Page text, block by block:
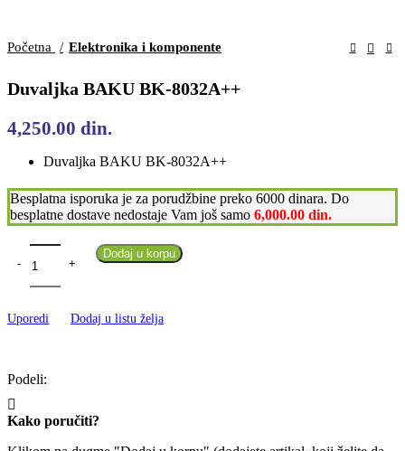
Početna Elektronika i komponente
Duvaljka BAKU BK-8032A++
4,250.00 din.
Duvaljka BAKU BK-8032A++
Besplatna isporuka je za porudžbine preko 6000 dinara. Do
besplatne dostave nedostaje Vam još samo 6,000.00 din.
Dodaj u korpu
Uporedi Dodaj u listu želja
Podeli:
Kako poručiti?